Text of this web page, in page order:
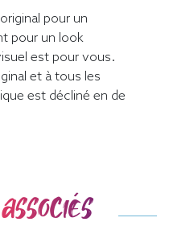
pour un
pour un look
est pour vous.
et à tous les
est décliné en de